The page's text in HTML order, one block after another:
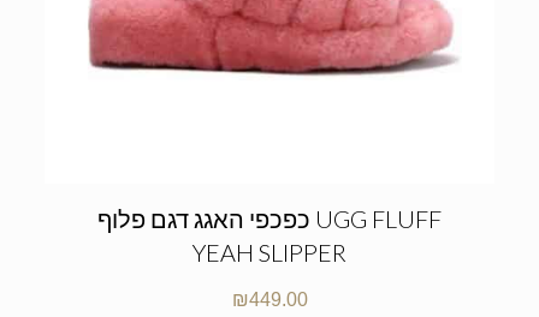
כפכפי האגג דגם פלוף UGG FLUFF
YEAH SLIPPER
₪449.00